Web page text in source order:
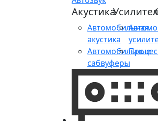
Акустика
Автомобильная
акустика
Автомобильные
сабвуферы